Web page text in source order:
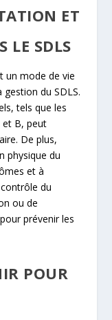
ET
LE SDLS
un mode de vie
du SDLS.
tels que les
et B, peut
De plus,
physique du
et à
du
ou de
prévenir les
POUR